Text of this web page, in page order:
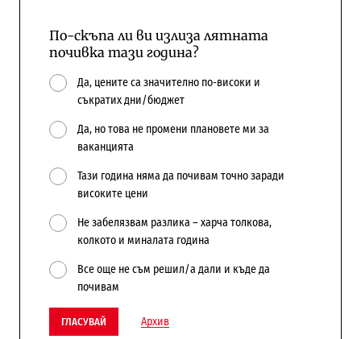
По-скъпа ли ви излиза лятната
почивка тази година?
Да, цените са значително по-високи и
съкратих дни/бюджет
Да, но това не промени плановете ми за
ваканцията
Тази година няма да почивам точно заради
високите цени
Не забелязвам разлика – харча толкова,
колкото и миналата година
Все още не съм решил/а дали и къде да
почивам
ГЛАСУВАЙ Архив